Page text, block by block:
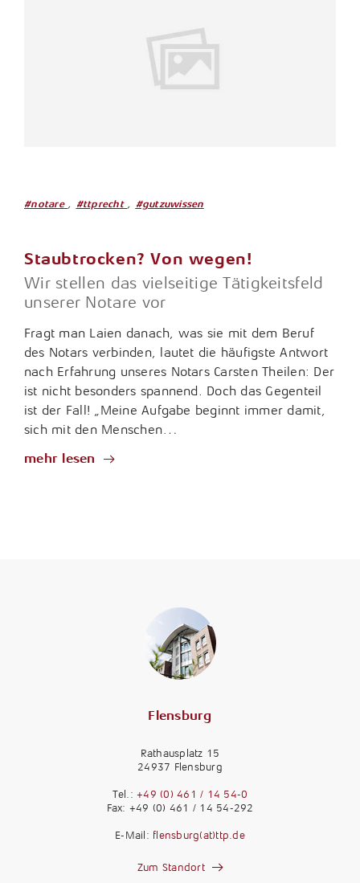
#notare , #ttprecht , #gutzuwissen
Staubtrocken? Von wegen!
Wir stellen das vielseitige Tätigkeitsfeld
unserer Notare vor
Fragt man Laien danach, was sie mit dem Beruf
des Notars verbinden, lautet die häufigste Antwort
nach Erfahrung unseres Notars Carsten Theilen: Der
ist nicht besonders spannend. Doch das Gegenteil
ist der Fall! „Meine Aufgabe beginnt immer damit,
sich mit den Menschen…
mehr lesen
Flensburg
Rathausplatz 15
24937 Flensburg
Tel.:+49 (0) 461 / 14 54-0
Fax: +49 (0) 461 / 14 54-292
E-Mail: flensburg(at)ttp.de
Zum Standort